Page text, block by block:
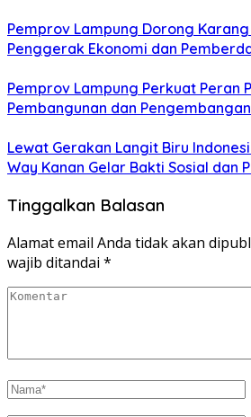
Pemprov Lampung Dorong
Penggerak Ekonomi dan
Pemprov Lampung Perkuat Peran
Pembangunan dan Pengembangan
Lewat Gerakan Langit Biru
Way Kanan Gelar Bakti Sosial dan
Tinggalkan Balasan
Alamat email Anda tidak akan
wajib ditandai *